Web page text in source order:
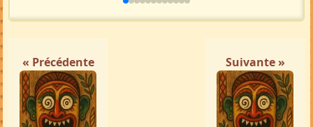
« Précédente Suivante »